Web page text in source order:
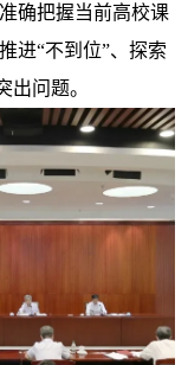
确把握当前高校课
进“不到位”、探索
出问题。